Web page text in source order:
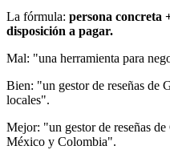
La fórmula: persona concreta
disposición a pagar.
Mal: "una herramienta para
Bien: "un gestor de reseñas de
locales".
Mejor: "un gestor de reseñas
México y Colombia".